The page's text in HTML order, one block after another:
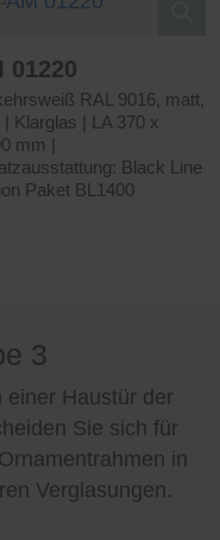
01220
RAL 9016, matt,
| Klarglas | LA 370 x
mm |
Black Line
Paket BL1400
3
einer Haustür der
Sie sich für
in
Verglasungen.